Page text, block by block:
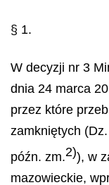
§ 1.
W decyzji nr 3
dnia 24 marca
przez które
zamkniętych
późn. zm.2)), w
mazowieckie,